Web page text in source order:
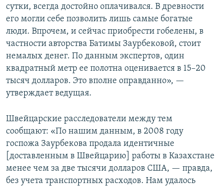
сутки, всегда достойно оплачивался. В древности
его могли себе позволить лишь самые богатые
люди. Впрочем, и сейчас приобрести гобелены, в
частности авторства Батимы Заурбековой, стоит
немалых денег. По данным экспертов, один
квадратный метр ее полотна оценивается в 15–20
тысяч долларов. Это вполне оправданно», —
утверждает ведущая.
Швейцарские расследователи между тем
сообщают: «По нашим данным, в 2008 году
госпожа Заурбекова продала идентичные
[доставленным в Швейцарию] работы в Казахстане
менее чем за две тысячи долларов США, — правда,
без учета транспортных расходов. Нам удалось